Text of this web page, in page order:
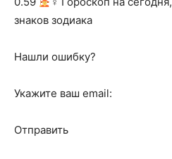
знаков зодиака
Нашли ошибку?
Укажите ваш email:
Отправить